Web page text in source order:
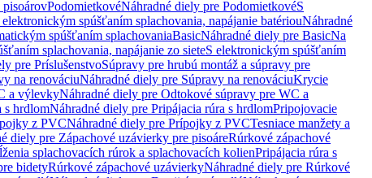
pisoárovPodomietkovéNáhradné diely pre PodomietkovéS
elektronickým spúšťaním splachovania, napájanie batériouNáhradné
spúšťaním splachovaniaBasicNáhradné diely pre BasicNa
splachovania, napájanie zo sieteS elektronickým spúšťaním
pre PríslušenstvoSúpravy pre hrubú montáž a súpravy pre
na renováciuNáhradné diely pre Súpravy na renováciuKrycie
a výlevkyNáhradné diely pre Odtokové súpravy pre WC a
s hrdlomNáhradné diely pre Pripájacia rúra s hrdlomPripojovacie
z PVCNáhradné diely pre Prípojky z PVCTesniace manžety a
diely pre Zápachové uzávierky pre pisoáreRúrkové zápachové
splachovacích rúrok a splachovacích kolienPripájacia rúra s
bidetyRúrkové zápachové uzávierkyNáhradné diely pre Rúrkové